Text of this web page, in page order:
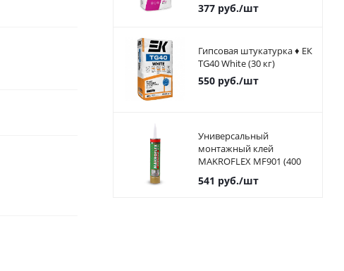
377руб./шт
Гипсовая штукатурка ♦ ЕК
TG40 White (30 кг)
550руб./шт
Универсальный
монтажный клей
MAKROFLEX MF901 (400
541 руб./шт